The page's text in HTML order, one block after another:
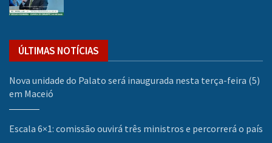
ÚLTIMAS NOTÍCIAS
Nova unidade do Palato será inaugurada nesta terça-feira (5)
em Maceió
Escala 6×1: comissão ouvirá três ministros e percorrerá o país